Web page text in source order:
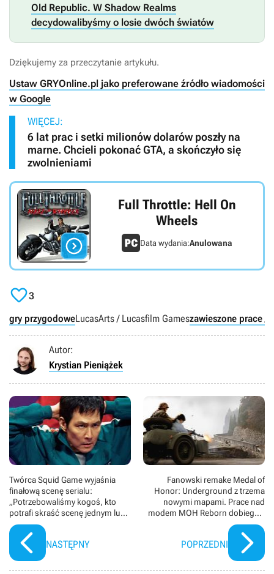
Old Republic. W Shadow Realms
decydowalibyśmy o losie dwóch światów
Dziękujemy za przeczytanie artykułu.
Ustaw GRYOnline.pl jako preferowane źródło wiadomości
w Google
WIĘCEJ:
6 lat prac i setki milionów dolarów poszły na
marne. Chcieli pokonać GTA, a skończyło się
zwolnieniami

Full Throttle: Hell On
Wheels
Data wydania:Anulowana
3
gry przygodoweLucasArts / Lucasfilm Gameszawieszone prace /
Autor:
Krystian Pieniążek
Twórca Squid Game wyjaśnia
finałową scenę serialu:
„Potrzebowaliśmy kogoś, kto
potrafi skraść scenę jednym lub
dwoma słowami”
NASTĘPNY
Fanowski remake Medal of
Honor: Underground z trzema
nowymi mapami. Prace nad
modem MOH Reborn dobiegają
już końca
POPRZEDNI